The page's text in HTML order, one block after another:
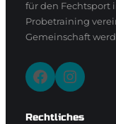
für den Fechtsport
Probetraining
Gemeinschaft
Facebook Instagram
Rechtliches